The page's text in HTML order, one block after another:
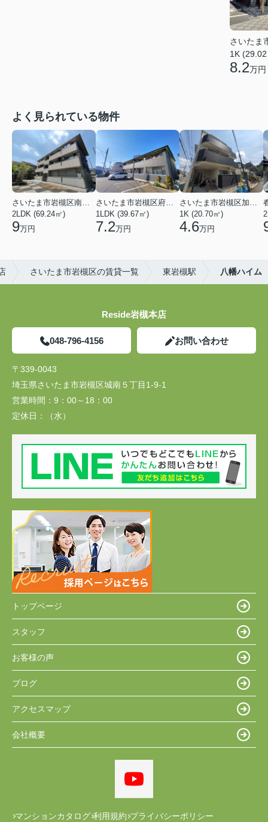
さいたま
1K
8.2万円
よく見られている物件
2LDK (69.24㎡)
9万円
1LDK (39.67㎡)
7.2万円
1K (20.70㎡)
4.6万円
さいたま市岩槻区の賃貸一覧 東岩槻駅 八幡ハイム
Reside岩槻本店
048-796-4156 お問い合わせ
〒339-0043
埼玉県さいたま市岩槻区城南５丁目1-9-1
営業時間： 9：00～18：00
定休日：
（水）
トップページ
スタッフ
お客様の声
ブログ
アクセスマップ
会社概要
マンションカタログ 利用規約 プライバシーポリシー